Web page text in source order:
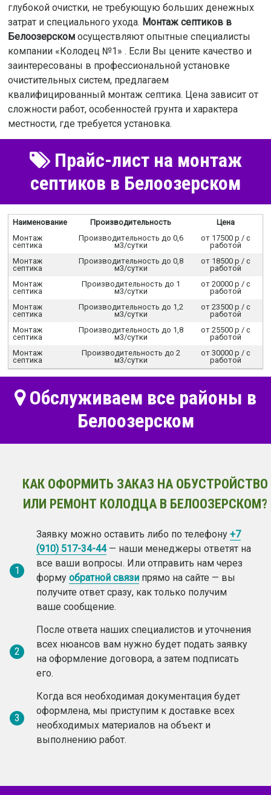
глубокой очистки, не требующую больших денежных
затрат и специального ухода. Монтаж септиков в
Белоозерскомосуществляют опытные специалисты
компании «Колодец №1» . Если Вы цените качество и
заинтересованы в профессиональной установке
очистительных систем, предлагаем
квалифицированный монтаж септика. Цена зависит от
сложности работ, особенностей грунта и характера
местности, где требуется установка.
Прайс-лист на монтаж
септиков в Белоозерском
Наименование Производительность
Цена
Монтаж
септика
Производительность до 0,6
м3/сутки
от 17500 р / c
работой
Монтаж
септика
Производительность до 0,8
м3/сутки
от 18500 р / c
работой
Монтаж
септика
Производительность до 1
м3/сутки
от 20000 р / c
работой
Монтаж
септика
Производительность до 1,2
м3/сутки
от 23500 р / c
работой
Монтаж
септика
Производительность до 1,8
м3/сутки
от 25500 р / c
работой
Монтаж
септика
Производительность до 2
м3/сутки
от 30000 р / c
работой
Обслуживаем все районы в
Белоозерском
КАК ОФОРМИТЬ ЗАКАЗ НА ОБУСТРОЙСТВО
ИЛИ РЕМОНТ КОЛОДЦА В БЕЛООЗЕРСКОМ?
1
Заявку можно оставить либо по телефону +7
(910) 517-34-44— наши менеджеры ответят на
все ваши вопросы. Или отправить нам через
форму обратной связи прямо на сайте — вы
получите ответ сразу, как только получим
ваше сообщение.
2
После ответа наших специалистов и уточнения
всех нюансов вам нужно будет подать заявку
на оформление договора, а затем подписать
его.
3
Когда вся необходимая документация будет
оформлена, мы приступим к доставке всех
необходимых материалов на объект и
выполнению работ.